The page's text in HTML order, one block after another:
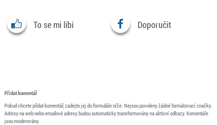
To se mi líbí Doporučit
Přidat komentář
Pokud chcete přidat komentář, zadejte jej do formuláře níže. Nejsou povoleny žádné formátovací značky.
Adresy na web nebo emailové adresy budou automaticky transformovány na aktivní odkazy. Komentáře
jsou moderovány.